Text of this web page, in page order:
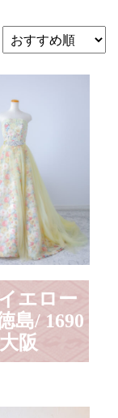
エロー
島/ 1690
大阪